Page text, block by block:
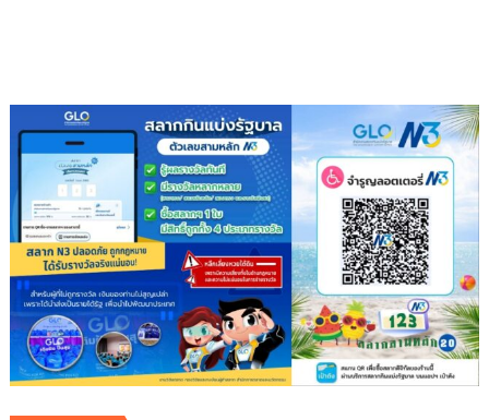
ต้าน
ยา
เสพ
ติด